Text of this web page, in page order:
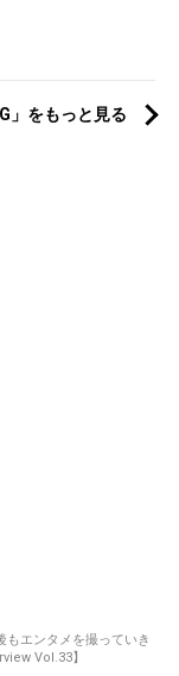
」をもっと見る
もエンタメを撮っていき
Vol.33】